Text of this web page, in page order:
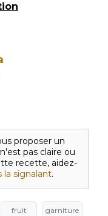
proposer un
pas claire ou
recette, aidez-
la signalant.
fruit garniture